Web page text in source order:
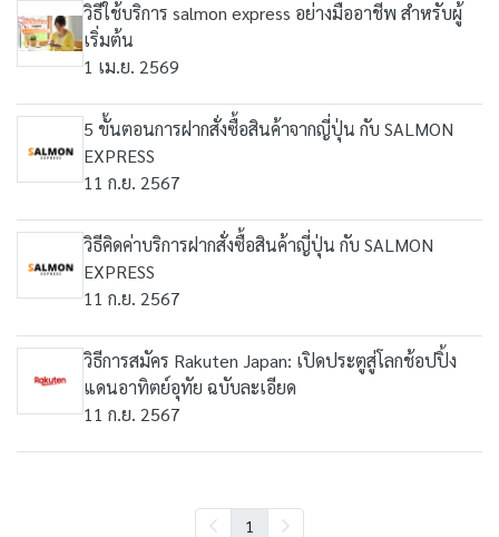
วิธีใช้บริการ salmon express อย่างมืออาชีพ สำหรับผู้
เริ่มต้น
1 เม.ย. 2569
5 ขั้นตอนการฝากสั่งซื้อสินค้าจากญี่ปุ่น กับ SALMON
EXPRESS
11 ก.ย. 2567
วิธีคิดค่าบริการฝากสั่งซื้อสินค้าญี่ปุ่น กับ SALMON
EXPRESS
11 ก.ย. 2567
วิธีการสมัคร Rakuten Japan: เปิดประตูสู่โลกช้อปปิ้ง
แดนอาทิตย์อุทัย ฉบับละเอียด
11 ก.ย. 2567
1